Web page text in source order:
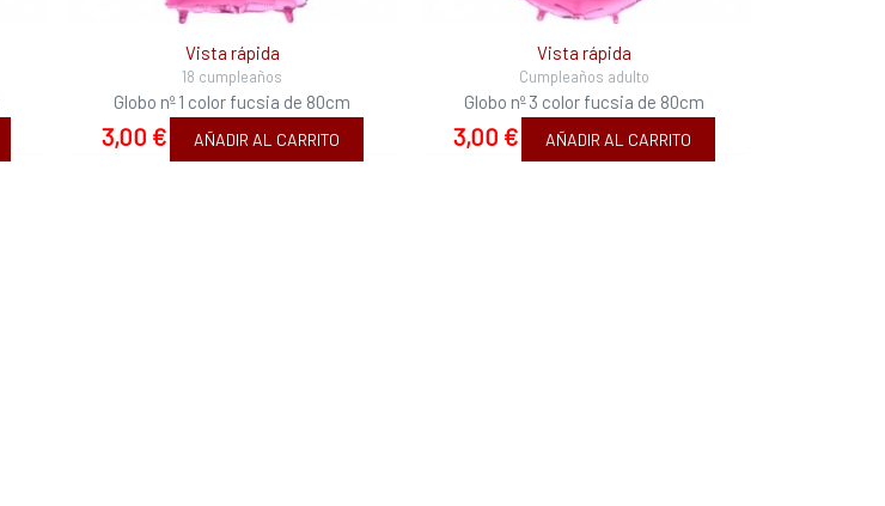
Vista rápida
18 cumpleaños
Globo nº 1 color fucsia de 80cm
3,00 € AÑADIR AL CARRITO
Vista rápida
Cumpleaños adulto
Globo nº 3 color fucsia de 80cm
3,00 € AÑADIR AL CARRITO